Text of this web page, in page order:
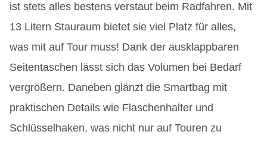
ist stets alles bestens verstaut beim Radfahren. Mit
13 Litern Stauraum bietet sie viel Platz für alles,
was mit auf Tour muss! Dank der ausklappbaren
Seitentaschen lässt sich das Volumen bei Bedarf
vergrößern. Daneben glänzt die Smartbag mit
praktischen Details wie Flaschenhalter und
Schlüsselhaken, was nicht nur auf Touren zu